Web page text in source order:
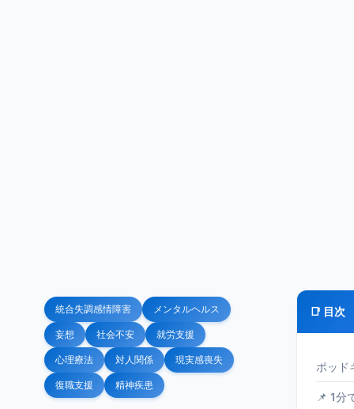
統合失調感情障害 メンタルヘルス
妄想 社会不安 就労支援
心理療法 対人関係 現実感喪失
復職支援 精神疾患
📑 目次
ポッド
📌 1分